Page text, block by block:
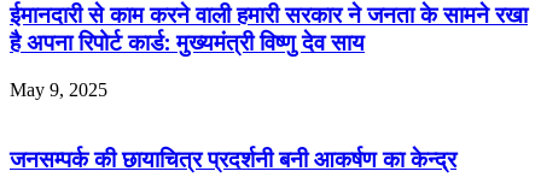
ईमानदारी से काम करने वाली हमारी सरकार ने जनता के सामने रखा
है अपना रिपोर्ट कार्ड: मुख्यमंत्री विष्णु देव साय
May 9, 2025
जनसम्पर्क की छायाचित्र प्रदर्शनी बनी आकर्षण का केन्द्र